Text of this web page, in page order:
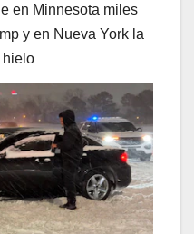
en Minnesota miles
y en Nueva York la
hielo